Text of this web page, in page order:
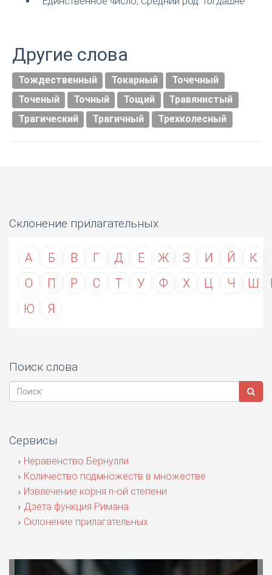
Другие слова
Тождественный Токарный
Точечный
Точеный
Точный Тощий
Травянистый
Трагический
Трагичный Трехколесный
Склонение прилагательных
А Б В Г Д Е Ж З И Й К
О
П Р С Т У Ф Х Ц Ч Ш
Ю
Я
Поиск слова
Сервисы
Неравенство Бернулли
Количество подмножеств в множестве
Извлечение корня n-ой степени
Дзета функция Римана
Склонение прилагательных